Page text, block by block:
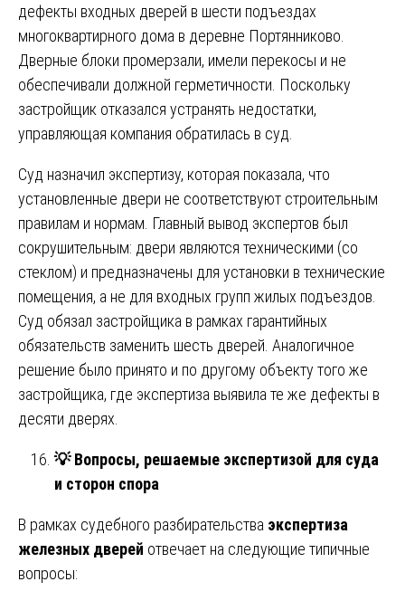
дефекты входных дверей в шести подъездах
многоквартирного дома в деревне Портянниково.
Дверные блоки промерзали, имели перекосы и не
обеспечивали должной герметичности. Поскольку
застройщик отказался устранять недостатки,
управляющая компания обратилась в суд.
Суд назначил экспертизу, которая показала, что
установленные двери не соответствуют строительным
правилам и нормам. Главный вывод экспертов был
сокрушительным: двери являются техническими (со
стеклом) и предназначены для установки в технические
помещения, а не для входных групп жилых подъездов.
Суд обязал застройщика в рамках гарантийных
обязательств заменить шесть дверей. Аналогичное
решение было принято и по другому объекту того же
застройщика, где экспертиза выявила те же дефекты в
десяти дверях.
💡Вопросы, решаемые экспертизой для суда
и сторон спора
В рамках судебного разбирательства экспертиза
железных дверей отвечает на следующие типичные
вопросы: